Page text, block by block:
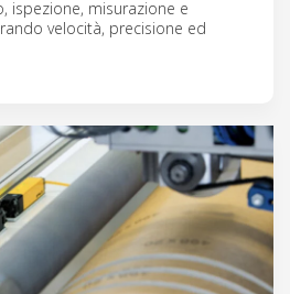
ispezione, misurazione e
velocità, precisione ed